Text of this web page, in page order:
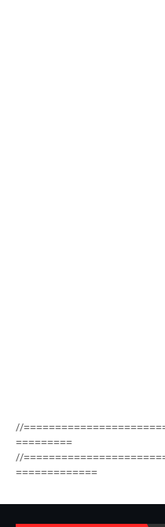
//
=========
//
=============